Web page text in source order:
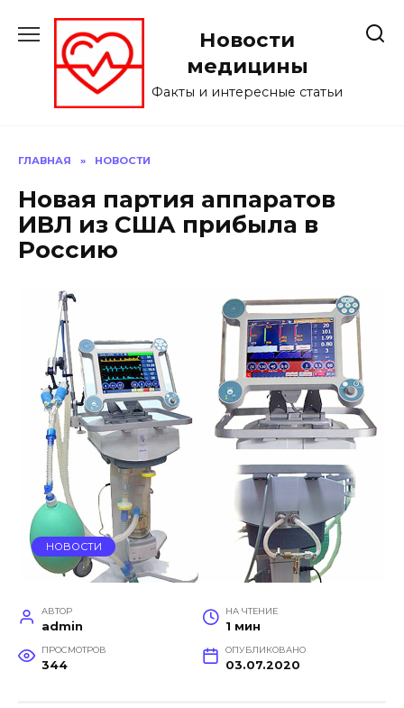
содержанию
Новости
медицины
Факты и интересные статьи
ГЛАВНАЯ » НОВОСТИ
Новая партия аппаратов
ИВЛ из США прибыла в
Россию
НОВОСТИ
АВТОР
admin
НА ЧТЕНИЕ
1 мин
ПРОСМОТРОВ
344
ОПУБЛИКОВАНО
03.07.2020